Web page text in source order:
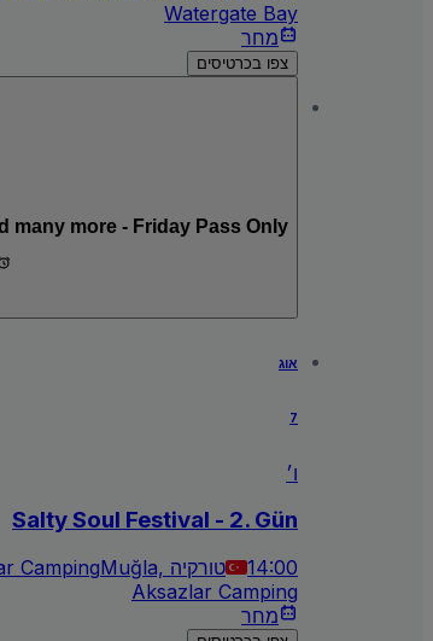
Watergate Bay
מחר
צפו בכרטיסים
Boardmasters with FatBoy Slim, The Kooks, James Arthur and many more - Friday Pass Only
אוג
7
ו׳
Salty Soul Festival - 2. Gün
14:00 Muğla, טורקיה
Camping
Aksazlar Camping
מחר